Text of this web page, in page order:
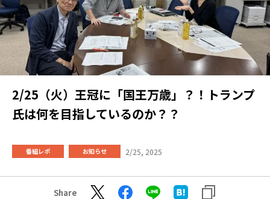
2/25（火）王冠に「国王万歳」？！トランプ
氏は何を目指しているのか？？
番組レポ お知らせ 2/25, 2025
Share